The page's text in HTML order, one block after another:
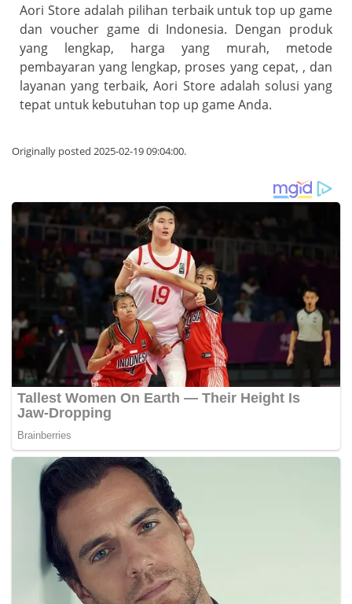
Aori Store adalah pilihan terbaik untuk top up game
dan voucher game di Indonesia. Dengan produk
yang lengkap, harga yang murah, metode
pembayaran yang lengkap, proses yang cepat, , dan
layanan yang terbaik, Aori Store adalah solusi yang
tepat untuk kebutuhan top up game Anda.
Originally posted 2025-02-19 09:04:00.